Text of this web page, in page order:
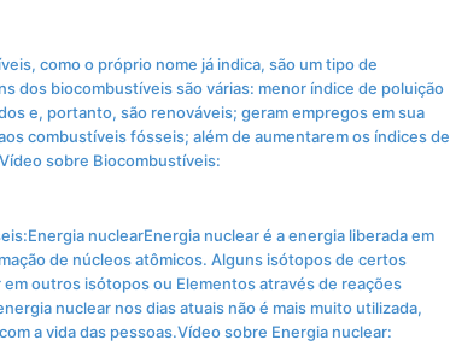
como o próprio nome já indica, são um tipo de
dos biocombustíveis são várias: menor índice de poluição
e, portanto, são renováveis; geram empregos em sua
combustíveis fósseis; além de aumentarem os índices de
sobre Biocombustíveis:
nuclearEnergia nuclear é a energia liberada em
de núcleos atômicos. Alguns isótopos de certos
outros isótopos ou Elementos através de reações
nuclear nos dias atuais não é mais muito utilizada,
a vida das pessoas.Vídeo sobre Energia nuclear: